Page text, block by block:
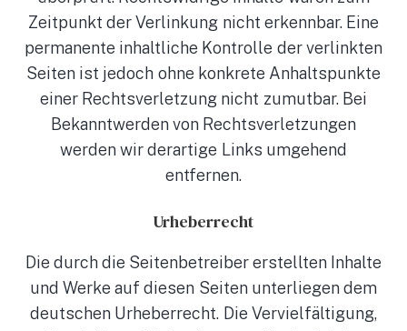
Zeitpunkt der Verlinkung nicht erkennbar. Eine
permanente inhaltliche Kontrolle der verlinkten
Seiten ist jedoch ohne konkrete Anhaltspunkte
einer Rechtsverletzung nicht zumutbar. Bei
Bekanntwerden von Rechtsverletzungen
werden wir derartige Links umgehend
entfernen.
Urheberrecht
Die durch die Seitenbetreiber erstellten Inhalte
und Werke auf diesen Seiten unterliegen dem
deutschen Urheberrecht. Die Vervielfältigung,